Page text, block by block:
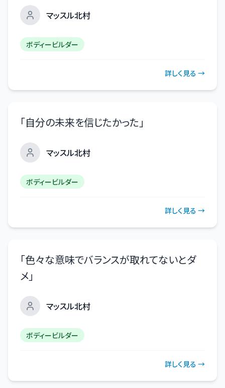
マッスル北村
ボディービルダー
詳しく見る →
「自分の未来を信じたかった 」
マッスル北村
ボディービルダー
詳しく見る →
「色々な意味でバランスが取れてないとダ
メ」
マッスル北村
ボディービルダー
詳しく見る →